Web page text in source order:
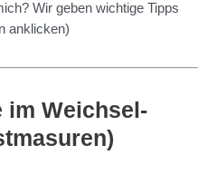
Wir geben wichtige Tipps
anklicken)
im Weichsel-